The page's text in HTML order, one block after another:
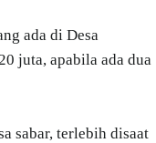
ada di Desa
juta, apabila ada dua
sabar, terlebih disaat